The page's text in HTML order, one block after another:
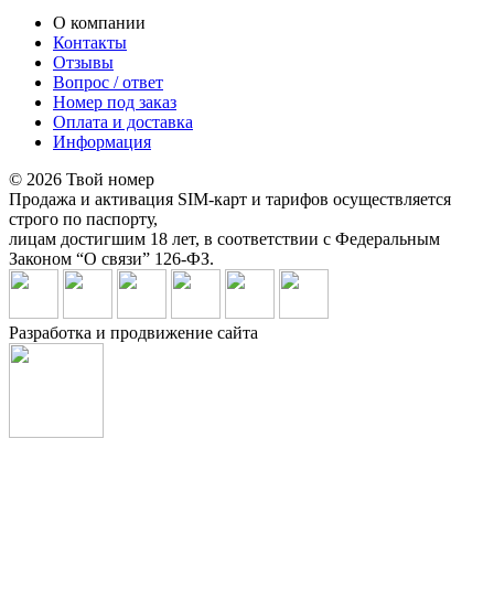
О компании
Контакты
Отзывы
Вопрос / ответ
Номер под заказ
Оплата и доставка
Информация
© 2026 Твой номер
Продажа и активация SIM-карт и тарифов осуществляется
строго по паспорту,
лицам достигшим 18 лет, в соответствии с Федеральным
Законом “О связи” 126-ФЗ.
Разработка и продвижение сайта